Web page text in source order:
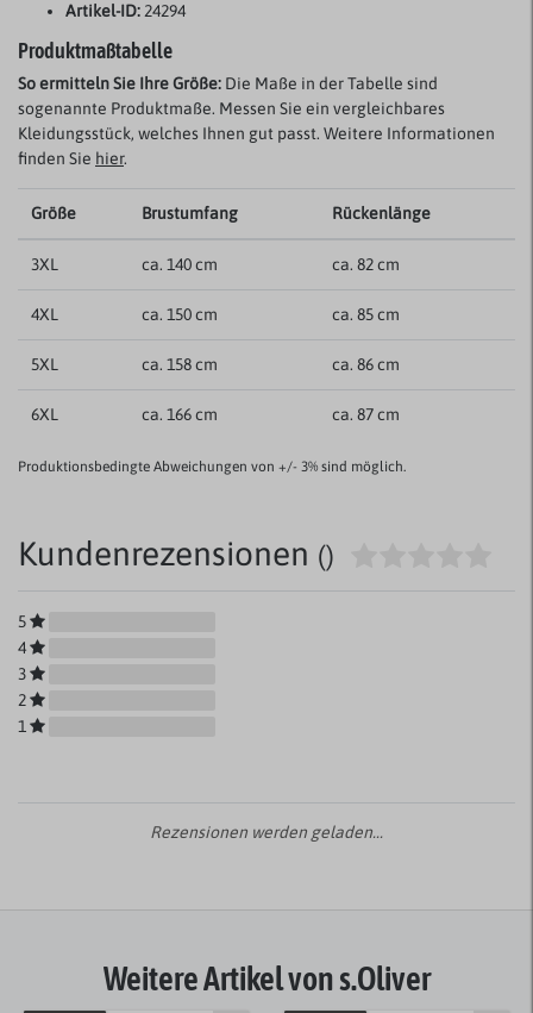
Artikel-ID:24294
Produktmaßtabelle
So ermitteln Sie Ihre Größe: Die Maße in der Tabelle sind
sogenannte Produktmaße. Messen Sie ein vergleichbares
Kleidungsstück, welches Ihnen gut passt. Weitere Informationen
finden Sie hier.
Größe Brustumfang Rückenlänge
3XL ca. 140 cm ca. 82 cm
4XL ca. 150 cm ca. 85 cm
5XL ca. 158 cm ca. 86 cm
6XL ca. 166 cm ca. 87 cm
Produktionsbedingte Abweichungen von +/- 3% sind möglich.
Kundenrezensionen ()
5
4
3
2
1
Rezensionen werden geladen...
Weitere Artikel von s.Oliver